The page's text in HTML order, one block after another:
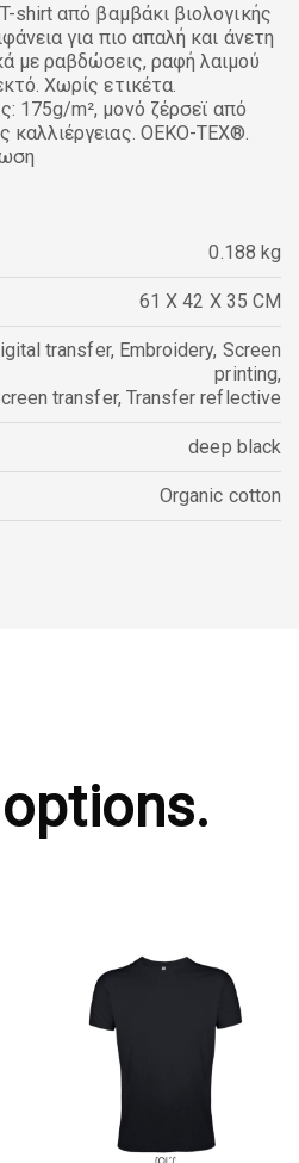
shirt από βαμβάκι βιολογικής
για πιο απαλή και άνετη
με ραβδώσεις, ραφή λαιμού
Χωρίς ετικέτα.
175g/m², μονό ζέρσεϊ από
καλλιέργειας. OEKO-TEX®.
0.188 kg
61 X 42 X 35 CM
transfer, Embroidery, Screen
printing,
transfer, Transfer reflective
deep black
Organic cotton